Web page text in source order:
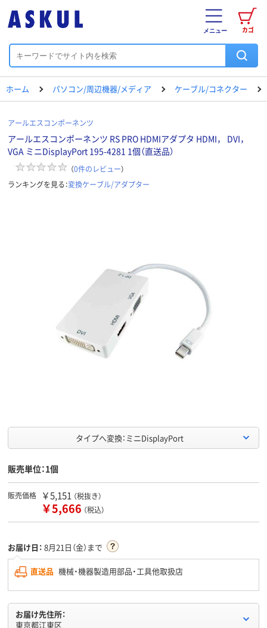
カゴ
メニュー
ホーム パソコン/周辺機器/メディア ケーブル/コネクター
アールエスコンポーネンツ
アールエスコンポーネンツ RS PRO HDMIアダプタ HDMI， DVI，
VGA ミニDisplayPort 195-4281 1個（直送品）
（0件のレビュー）
ランキングを見る：変換ケーブル/アダプター
タイプへ変換：ミニDisplayPort
販売単位：1個
販売価格 ￥5,151 （税抜き）
￥5,666 （税込）
お届け日： 8月21日（金）まで
直送品 機械・機器製造用部品・工具他取扱店
お届け先住所：
東京都江東区